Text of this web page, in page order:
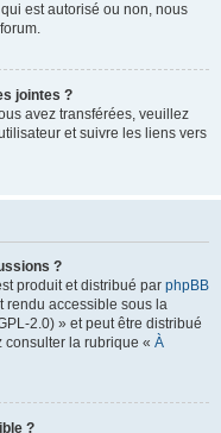
est autorisé ou non, nous
jointes ?
avez transférées, veuillez
et suivre les liens vers
?
produit et distribué par phpBB
rendu accessible sous la
2.0) » et peut être distribué
consulter la rubrique « À
?